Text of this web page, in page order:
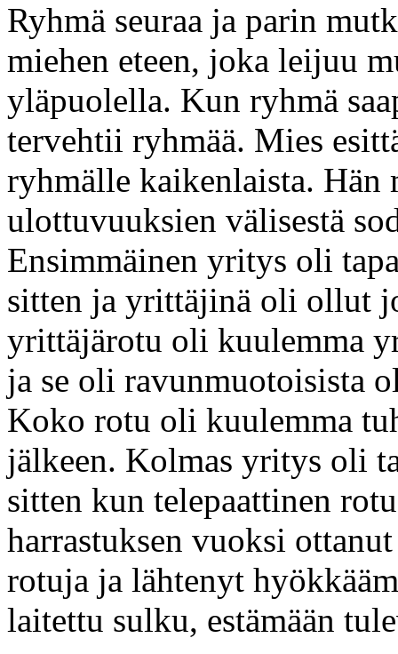
Ryhmä seuraa ja parin
miehen eteen, joka leijuu
yläpuolella. Kun ryhmä
tervehtii ryhmää. Mies
ryhmälle kaikenlaista. Hän
ulottuvuuksien välisestä
Ensimmäinen yritys oli
sitten ja yrittäjinä oli ollut
yrittäjärotu oli kuulemma
ja se oli ravunmuotoisista
Koko rotu oli kuulemma
jälkeen. Kolmas yritys oli
sitten kun telepaattinen
harrastuksen vuoksi
rotuja ja lähtenyt
laitettu sulku, estämään